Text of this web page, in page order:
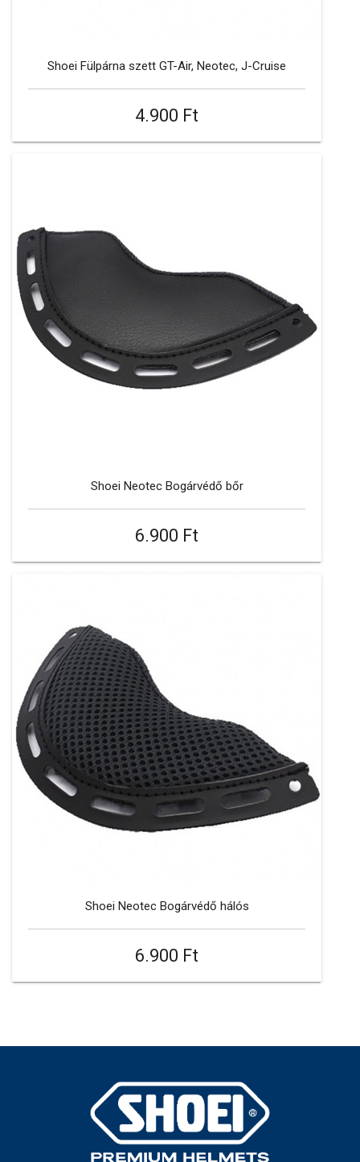
Shoei Fülpárna szett GT-Air, Neotec, J-Cruise
4.900 Ft
Shoei Neotec Bogárvédő bőr
6.900 Ft
Shoei Neotec Bogárvédő hálós
6.900 Ft